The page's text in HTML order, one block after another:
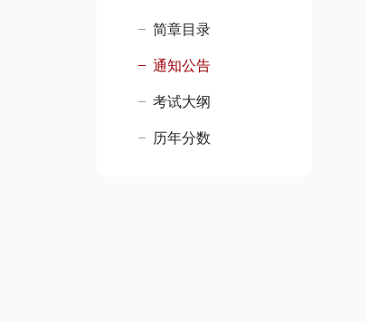
简章目录
通知公告
考试大纲
历年分数